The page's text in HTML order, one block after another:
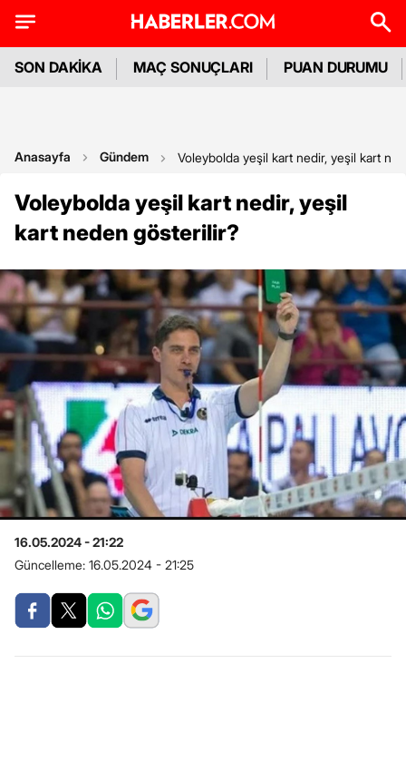
SON DAKİKA MAÇ SONUÇLARI PUAN DURUMU
Anasayfa Gündem Voleybolda yeşil kart nedir, yeşil kart
Voleybolda yeşil kart nedir, yeşil
kart neden gösterilir?
16.05.2024 - 21:22
Güncelleme: 16.05.2024 - 21:25